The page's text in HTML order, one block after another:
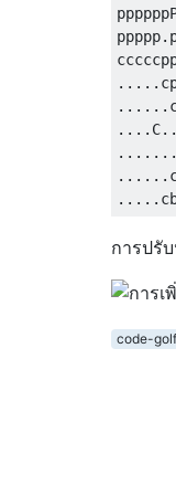
การปรั
code-golf